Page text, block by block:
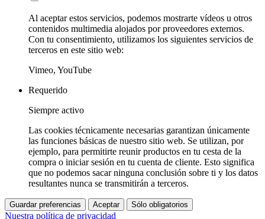
Al aceptar estos servicios, podemos mostrarte vídeos u otros
contenidos multimedia alojados por proveedores externos.
Con tu consentimiento, utilizamos los siguientes servicios de
terceros en este sitio web:
Vimeo, YouTube
Requerido
Siempre activo
Las cookies técnicamente necesarias garantizan únicamente
las funciones básicas de nuestro sitio web. Se utilizan, por
ejemplo, para permitirte reunir productos en tu cesta de la
compra o iniciar sesión en tu cuenta de cliente. Esto significa
que no podemos sacar ninguna conclusión sobre ti y los datos
resultantes nunca se transmitirán a terceros.
Guardar preferencias Aceptar Sólo obligatorios
Nuestra política de privacidad